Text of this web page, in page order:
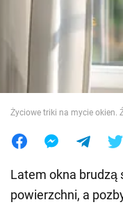
Wojna na Ukrainie
Świat
Jedzenie
Życiowe triki na mycie okien.
Latem okna brudzą
powierzchni, a